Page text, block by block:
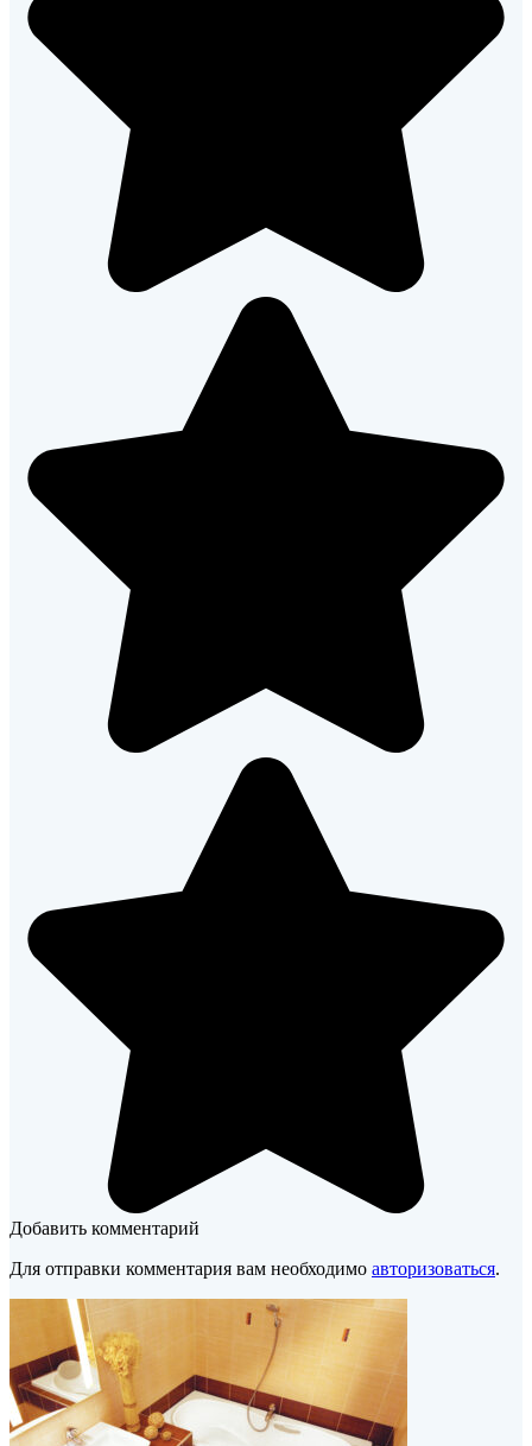
Добавить комментарий
Для отправки комментария вам необходимо авторизоваться.